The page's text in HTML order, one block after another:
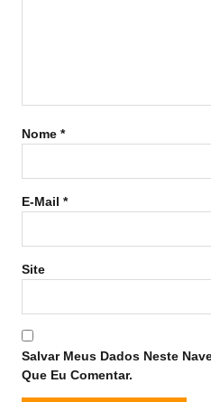
Nome *
E-Mail *
Site
Salvar Meus Dados Neste
Que Eu Comentar.